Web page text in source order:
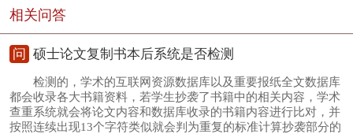
相关问答
问 硕士论文复制书本后系统是否检测
检测的，学术的互联网资源数据库以及重要报纸全文数据库
都会收录各大书籍资料，若学生抄袭了书籍中的相关内容，学术
查重系统就会将论文内容和数据库收录的书籍内容进行比对，并
按照连续出现13个字符类似就会判为重复的标准计算抄袭部分的